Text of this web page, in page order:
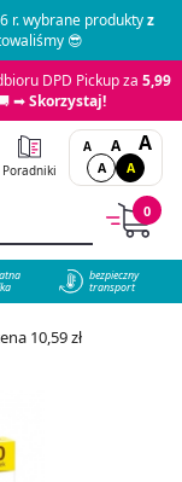
r. wybrane produktyz
😎
DPD Pickup za 5,99
➡Skorzystaj!
Poradniki
A A A
A A
0
bezpieczny
transport
10,59 zł